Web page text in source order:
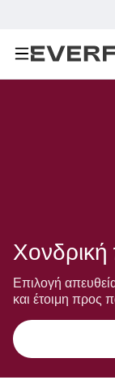
Επιλογή
και έτοιμη προς